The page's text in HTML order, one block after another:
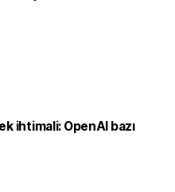
ihtimali: OpenAI bazı